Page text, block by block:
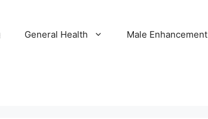
General Health Male Enhancement